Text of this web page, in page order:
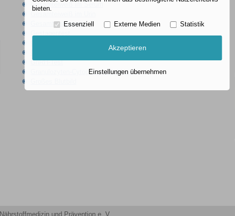
Gesamteiweiß im Serum
Gesamttestosteron
GnRH-Test
Granulozyten-Cytoplasma-Antikörper
und Prävention e. V.
bieten.
Essenziell Externe Medien Statistik
Akzeptieren
Einstellungen übernehmen